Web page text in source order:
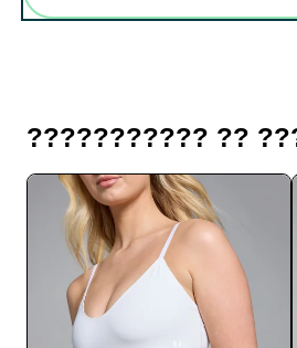
??????????? ??